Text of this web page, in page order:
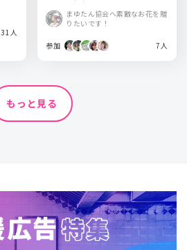
31人
まゆたん協会へ素敵なお花を贈
りたいです！
参加 7人
もっと見る